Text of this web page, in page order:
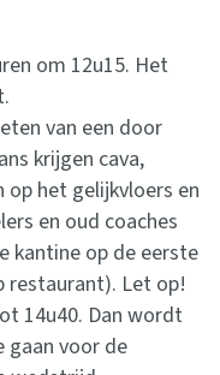
om 12u15. Het
van een door
krijgen cava,
het gelijkvloers en
en oud coaches
kantine op de eerste
restaurant). Let op!
14u40. Dan wordt
gaan voor de